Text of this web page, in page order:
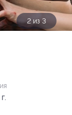
2 из 3